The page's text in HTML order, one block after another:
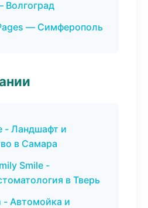
Волгоград
— Симферополь
- Ландшафт и
в Самара
Smile -
в Тверь
- Автомойка и